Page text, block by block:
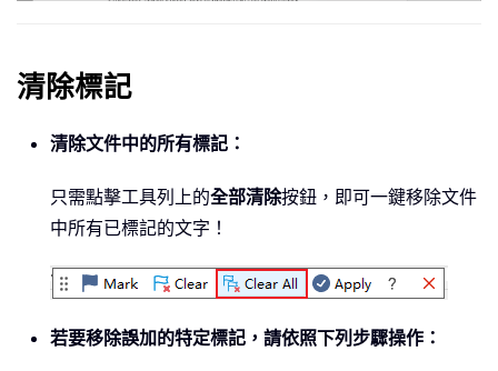
清除標記
清除文件中的所有標記：
只需點擊工具列上的全部清除按鈕，即可一鍵移除文件
中所有已標記的文字！
若要移除誤加的特定標記，請依照下列步驟操作：